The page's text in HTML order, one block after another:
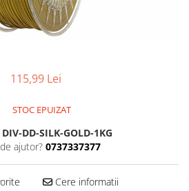
115,99 Lei
STOC EPUIZAT
DIV-DD-SILK-GOLD-1KG
ajutor? 0737337377
Cere informatii